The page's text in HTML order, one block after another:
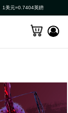
1美元=0.7404英鎊